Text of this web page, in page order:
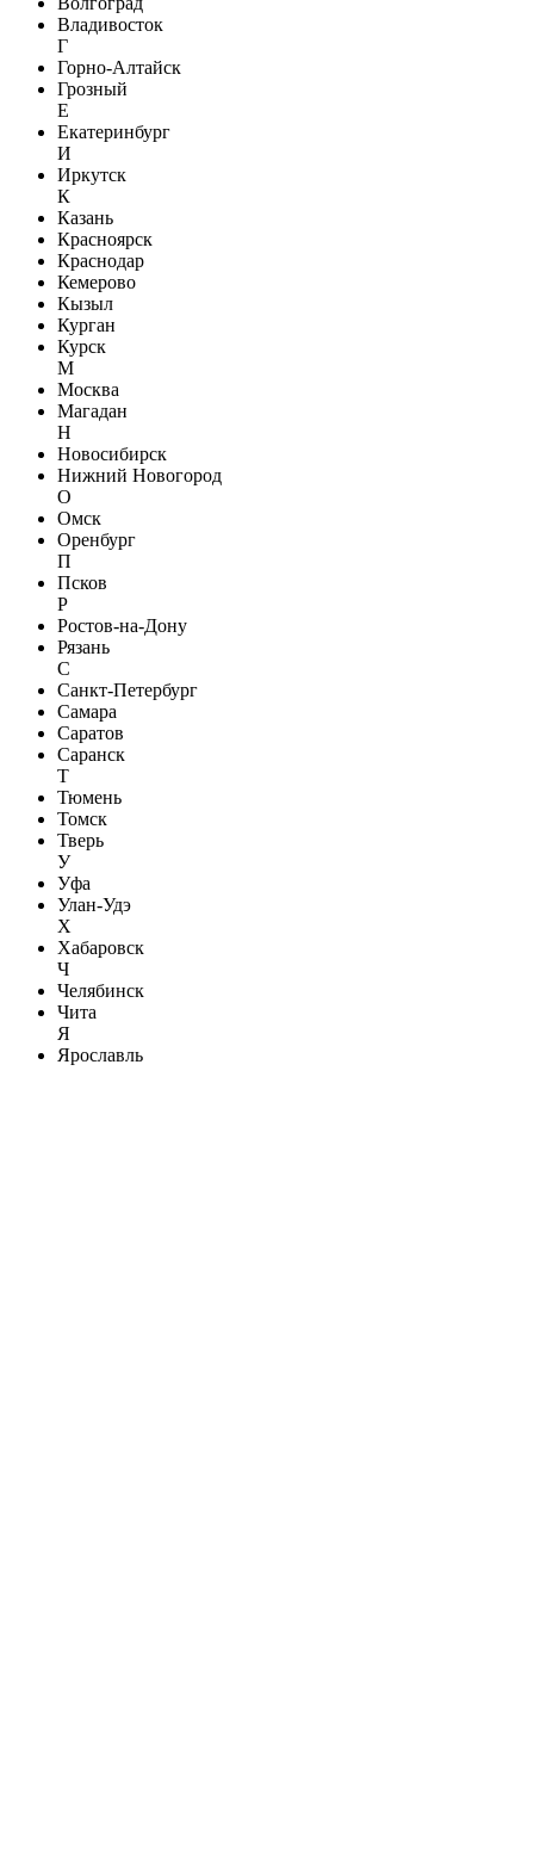
Владивосток
Г
Горно-Алтайск
Грозный
Е
Екатеринбург
И
Иркутск
К
Казань
Красноярск
Краснодар
Кемерово
Кызыл
Курган
Курск
М
Москва
Магадан
Н
Новосибирск
Нижний Новогород
О
Омск
Оренбург
П
Псков
Р
Ростов-на-Дону
Рязань
С
Санкт-Петербург
Самара
Саратов
Саранск
Т
Тюмень
Томск
Тверь
У
Уфа
Улан-Удэ
Х
Хабаровск
Ч
Челябинск
Чита
Я
Ярославль